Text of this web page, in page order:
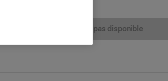
Désolé, cet article n’est pas disponible